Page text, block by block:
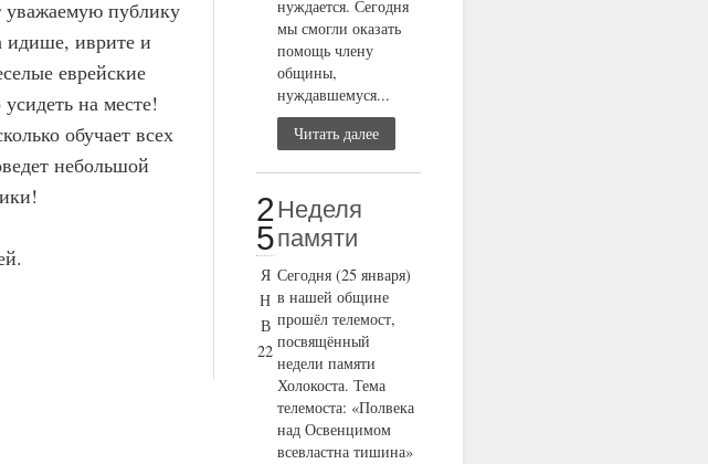
уважаемую публику
идише, иврите и
еврейские
на месте!
обучает всех
небольшой
нуждается. Сегодня
мы смогли оказать
помощь члену
общины,
нуждавшемуся...
Читать далее
2
5
Я
Н
В
22
Неделя
памяти
Сегодня (25 января)
в нашей общине
прошёл телемост,
посвящённый
недели памяти
Холокоста. Тема
телемоста: «Полвека
над Освенцимом
всевластна тишина»